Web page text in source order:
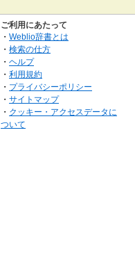
ご利用にあたって
・ Weblio辞書とは
・ 検索の仕方
・ ヘルプ
・ 利用規約
・ プライバシーポリシー
・ サイトマップ
・ クッキー・アクセスデータに
ついて